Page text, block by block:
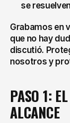
se
Grabamos en
que no hay
discutió.
nosotros y
PASO 1:
ALCANCE